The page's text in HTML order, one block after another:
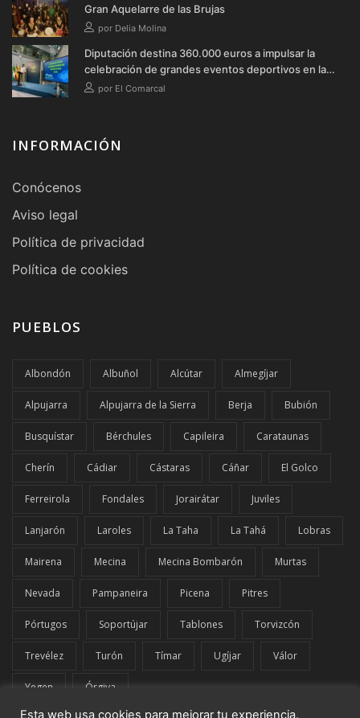
Gran Aquelarre de las Brujas
por Delia Molina
Diputación destina 360.000 euros a impulsar la
celebración de grandes eventos deportivos en la
provincia durante 2026
por El Comarcal
INFORMACIÓN
Conócenos
Aviso legal
Política de privacidad
Política de cookies
PUEBLOS
Albondón Albuñol Alcútar Almegíjar
Alpujarra Alpujarra de la Sierra Berja Bubión
Busquístar Bérchules Capileira Carataunas
Cherín Cádiar Cástaras Cáñar El Golco
Ferreirola Fondales Jorairátar Juviles
Lanjarón Laroles La Taha La Tahá Lobras
Mairena Mecina Mecina Bombarón Murtas
Nevada Pampaneira Picena Pitres
Pórtugos Soportújar Tablones Torvizcón
Trevélez Turón Tímar Ugíjar Válor
Yegen Órgiva
Esta web usa cookies para mejorar tu experiencia.